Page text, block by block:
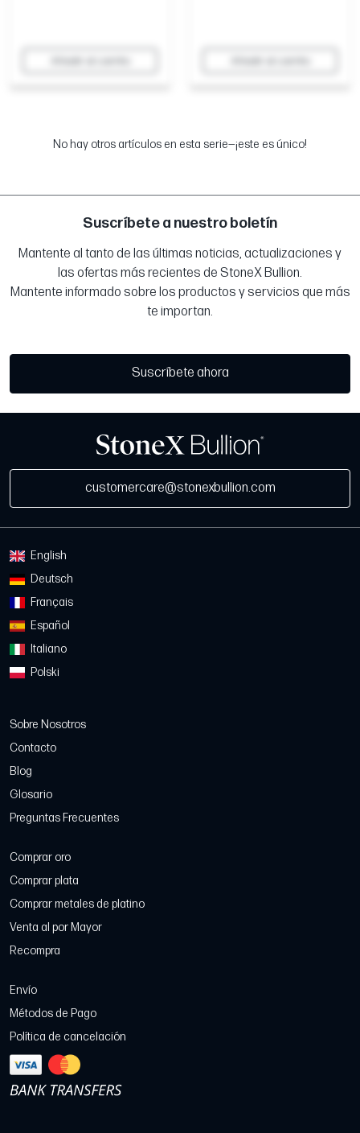
No hay otros artículos en esta serie—¡este es único!
Suscríbete a nuestro boletín
Mantente al tanto de las últimas noticias, actualizaciones y
las ofertas más recientes de StoneX Bullion.
Mantente informado sobre los productos y servicios que más
te importan.
Suscríbete ahora
customercare@stonexbullion.com
English
Deutsch
Français
Español
Italiano
Polski
Sobre Nosotros
Contacto
Blog
Glosario
Preguntas Frecuentes
Comprar oro
Comprar plata
Comprar metales de platino
Venta al por Mayor
Recompra
Envío
Métodos de Pago
Política de cancelación